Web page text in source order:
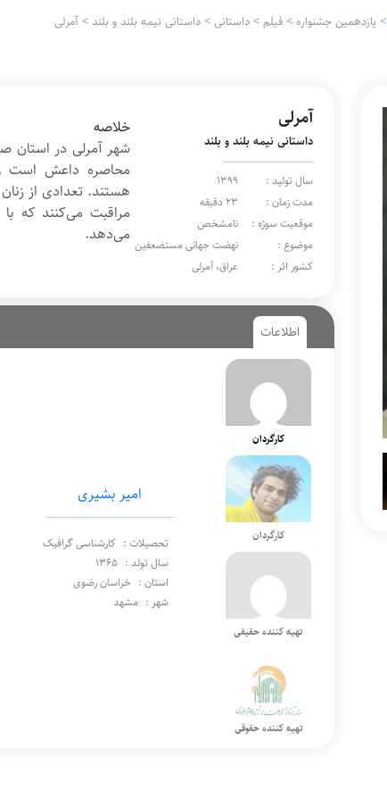
>یازدهمین جشنواره >فیلم >داستانی >داستانی نیمه بلند و بلند >آمرلی
آمرلی
داستانی نیمه بلند و بلند
سال تولید :
1399
مدت زمان :
23 دقیقه
موقعیت سوژه :
نامشخص
موضوع :
نهضت جهانی مستضعفین
کشور اثر :
عراق، آمرلی
خلاصه
محاصره داعش است
هستند. تعدادی از
مراقبت می‌کنند که
می‌دهد.
اطلاعات
کارگردان
کارگردان
تهیه کننده حقیقی
تهیه کننده حقوقی
امیر بشیری
تحصیلات : کارشناسی گرافیک
سال تولد : 1365
استان : خراسان رضوی
شهر : مشهد